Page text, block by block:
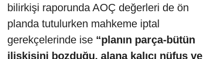
bilirkişi raporunda AOÇ değerleri de ön
planda tutulurken mahkeme iptal
gerekçelerinde ise “planın parça-bütün
ilişkisini bozduğu, alana kalıcı nüfus ve